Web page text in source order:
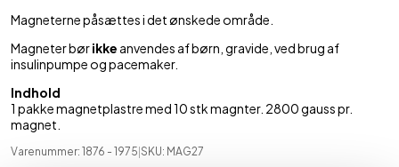
Magneterne påsættes i det ønskede område.
Magneter børikke anvendes af børn, gravide, ved brug af
insulinpumpe og pacemaker.
Indhold
1 pakke magnetplastre med 10 stk magnter. 2800 gauss pr.
magnet.
Varenummer: 1876 - 1975 SKU: MAG27